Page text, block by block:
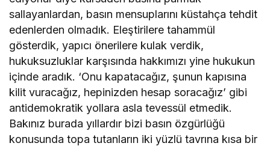
sallayanlardan, basın mensuplarını küstahça tehdit
edenlerden olmadık. Eleştirilere tahammül
gösterdik, yapıcı önerilere kulak verdik,
hukuksuzluklar karşısında hakkımızı yine hukukun
içinde aradık. ‘Onu kapatacağız, şunun kapısına
kilit vuracağız, hepinizden hesap soracağız’ gibi
antidemokratik yollara asla tevessül etmedik.
Bakınız burada yıllardır bizi basın özgürlüğü
konusunda topa tutanların iki yüzlü tavrına kısa bir